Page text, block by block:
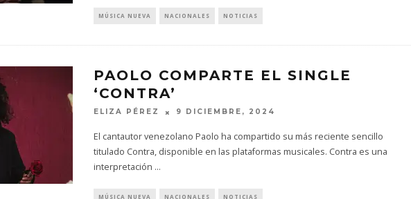
MÚSICA NUEVA NACIONALES NOTICIAS
PAOLO COMPARTE EL SINGLE
‘CONTRA’
ELIZA PÉREZ 9 DICIEMBRE, 2024
El cantautor venezolano Paolo ha compartido su más reciente sencillo
titulado Contra, disponible en las plataformas musicales. Contra es una
interpretación ...
MÚSICA NUEVA NACIONALES NOTICIAS